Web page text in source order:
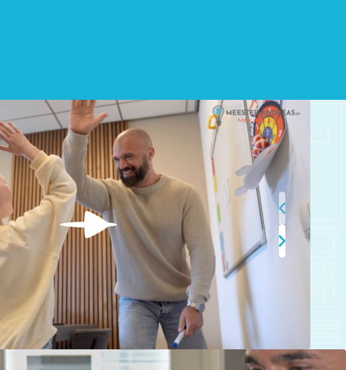
Thuis oefenen
Basisschool
Rekenen
Spelling
Technisch lezen
Begrijpend lezen
Dyslexie
Dyscalculie
Toetstraining
Middelbare school